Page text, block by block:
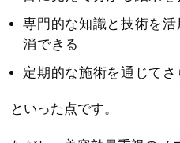
専門的な知識と技術を
消できる
定期的な施術を通じて
といった点です。